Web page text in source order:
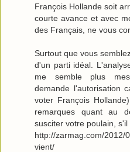
François Hollande soit
courte avance et avec
des Français, ne vous
Surtout que vous
d'un parti idéal.
me semble plus
demande l'autorisation
voter François
remarques quant au
susciter votre poulain,
http://zarmag.com/2012/
vient/